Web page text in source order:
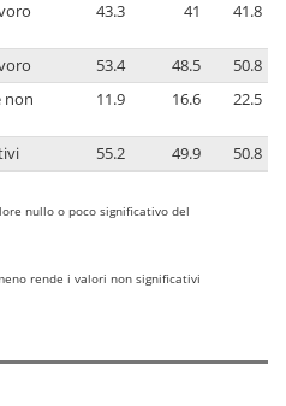
43.3 41 41.8
53.4 48.5
50.8
non
11.9 16.6 22.5
55.2 49.9 50.8
nullo o poco significativo del
rende i valori non significativi